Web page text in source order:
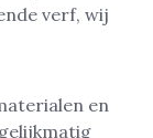
verf, wij
en